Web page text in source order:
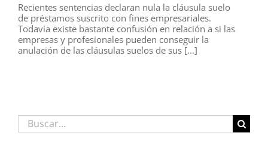
Recientes sentencias declaran nula la cláusula suelo
de préstamos suscrito con fines empresariales.
Todavía existe bastante confusión en relación a si las
empresas y profesionales pueden conseguir la
anulación de las cláusulas suelos de sus [...]
Buscar: